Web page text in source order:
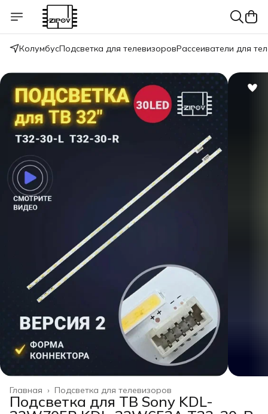
КолумбусПодсветка для телевизоровРассеиватели для
Подсветка для телевизоров
Главная ›
Подсветка для ТВ Sony KDL-